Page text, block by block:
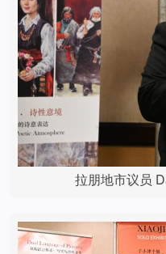
拉朋地市议员